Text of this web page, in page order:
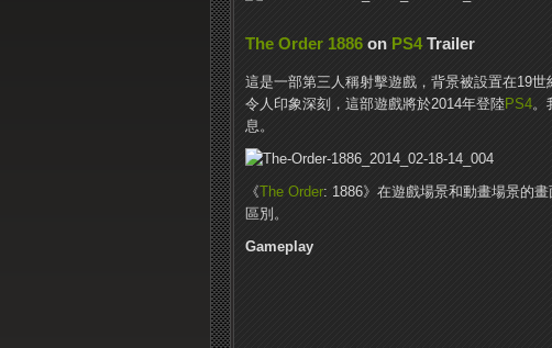
The Order 1886 on PS4Trailer
這是一部第三人稱射擊遊戲，背景被設置在19
令人印象深刻，這部遊戲將於2014年登陸PS4。
息。
《The Order: 1886》在遊戲場景和動畫場景的
區別。
Gameplay